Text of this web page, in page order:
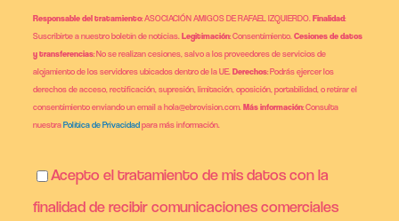
Responsable del tratamiento: ASOCIACIÓN AMIGOS DE RAFAEL IZQUIERDO.Finalidad:
Suscribirte a nuestro boletín de noticias.Legitimación: Consentimiento.Cesiones de datos
y transferencias: No se realizan cesiones, salvo a los proveedores de servicios de
alojamiento de los servidores ubicados dentro de la UE.Derechos: Podrás ejercer los
derechos de acceso, rectificación, supresión, limitación, oposición, portabilidad, o retirar el
consentimiento enviando un email a hola@ebrovision.com.Más información: Consulta
nuestraPolítica de Privacidadpara más información.
Acepto el tratamiento de mis datos con la
finalidad de recibir comunicaciones comerciales